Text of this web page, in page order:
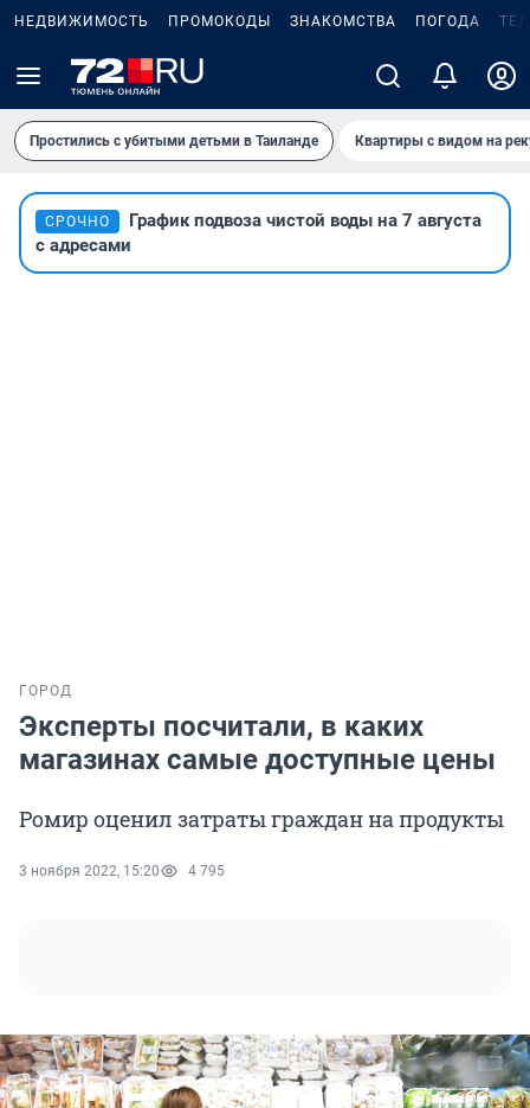
НЕДВИЖИМОСТЬ ПРОМОКОДЫ ЗНАКОМСТВА ПОГОДА
Простились с убитыми детьми в Таиланде Квартиры с видом на
СРОЧНО
График подвоза чистой воды на 7 августа
с адресами
ГОРОД
Эксперты посчитали, в каких
магазинах самые доступные цены
Ромир оценил затраты граждан на продукты
3 ноября 2022, 15:20 4 795